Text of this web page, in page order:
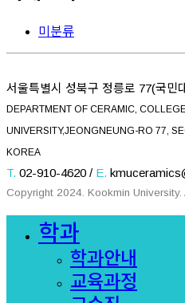
미분류
서울특별시 성북구 정릉로 77(국민
DEPARTMENT OF CERAMIC,
UNIVERSITY,JEONGNEUNG-RO 77,
KOREA
T. 02-910-4620 / E.
Copyright 2024. Kookmin University.
Menu
학과
학과안내
교육과정